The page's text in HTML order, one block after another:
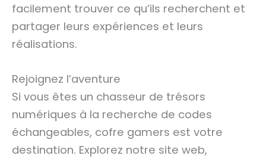
facilement trouver ce qu’ils recherchent et
partager leurs expériences et leurs
réalisations.
Rejoignez l’aventure
Si vous êtes un chasseur de trésors
numériques à la recherche de codes
échangeables, cofre gamers est votre
destination. Explorez notre site web,